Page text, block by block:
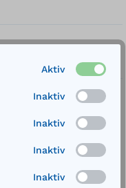
Aktiv
Inaktiv
Inaktiv
Inaktiv
Inaktiv